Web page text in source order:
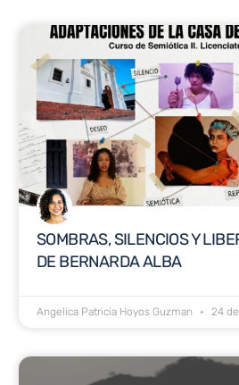
SOMBRAS, SILENCIOS Y
DE BERNARDA ALBA
Angelica Patricia Hoyos Guzman 24